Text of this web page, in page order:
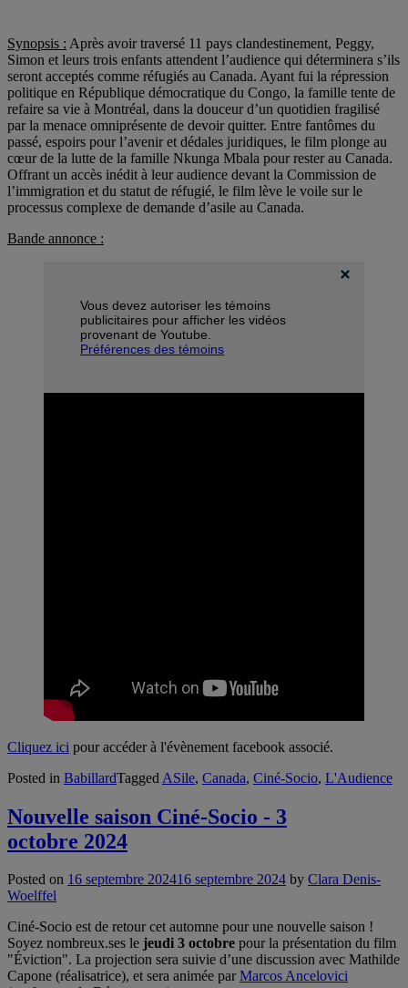
Synopsis : Après avoir traversé 11 pays clandestinement, Peggy,
Simon et leurs trois enfants attendent l’audience qui déterminera s’ils
seront acceptés comme réfugiés au Canada. Ayant fui la répression
politique en République démocratique du Congo, la famille tente de
refaire sa vie à Montréal, dans la douceur d’un quotidien fragilisé
par la menace omniprésente de devoir quitter. Entre fantômes du
passé, espoirs pour l’avenir et dédales juridiques, le film plonge au
cœur de la lutte de la famille Nkunga Mbala pour rester au Canada.
Offrant un accès inédit à leur audience devant la Commission de
l’immigration et du statut de réfugié, le film lève le voile sur le
processus complexe de demande d’asile au Canada.
Bande annonce :
Vous devez autoriser les témoins
publicitaires pour afficher les vidéos
provenant de Youtube.
Préférences des témoins
Cliquez ici pour accéder à l'évènement facebook associé.
Posted in BabillardTagged ASile, Canada, Ciné-Socio, L'Audience
Nouvelle saison Ciné-Socio - 3
octobre 2024
Posted on 16 septembre 202416 septembre 2024 by Clara Denis-
Woelffel
Ciné-Socio est de retour cet automne pour une nouvelle saison !
Soyez nombreux.ses le jeudi 3 octobre pour la présentation du film
"Éviction". La projection sera suivie d’une discussion avec Mathilde
Capone (réalisatrice), et sera animée parMarcos Ancelovici